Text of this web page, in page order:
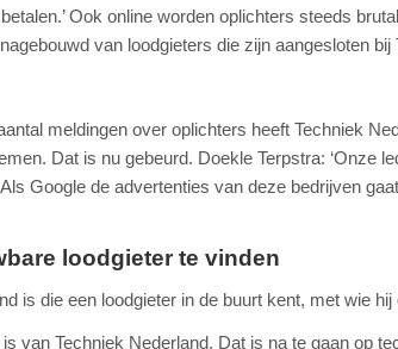
Ook online worden oplichters steeds
van loodgieters die zijn aangesloten bij
meldingen over oplichters heeft Techniek
Dat is nu gebeurd. Doekle Terpstra: ‘Onze
Google de advertenties van deze bedrijven
loodgieter te vinden
is die een loodgieter in de buurt kent, met wie hij
van Techniek Nederland. Dat is na te gaan op